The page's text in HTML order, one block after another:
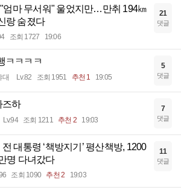
엄마 무서워" 울었지만…만취 194㎞
랑 숨졌다
조회 1727 19:06
21
댓글
ㅋㅋㅋㅋ
대 Lv.82 조회 1951 추천 1 19:05
5
댓글
즈하
Lv.94 조회 1211 추천 2 19:03
7
댓글
대통령 ‘책방지기’ 평산책방, 1200
명 다녀갔다
조회 1090 추천 2 19:03
11
댓글